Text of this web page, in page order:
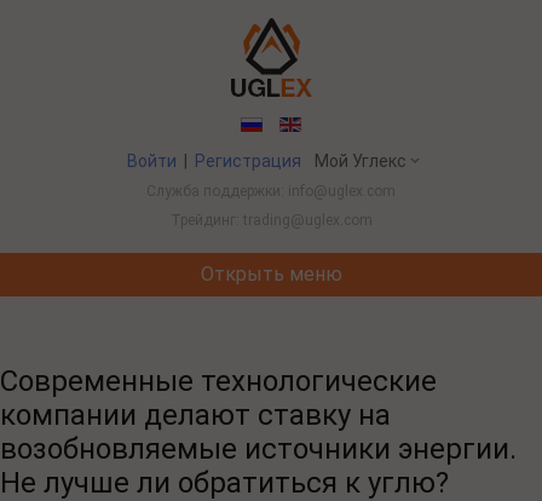
Мой Углекс
Войти Регистрация
Служба поддержки: info@uglex.com
Трейдинг: trading@uglex.com
Открыть меню
Современные технологические
компании делают ставку на
возобновляемые источники энергии.
Не лучше ли обратиться к углю?